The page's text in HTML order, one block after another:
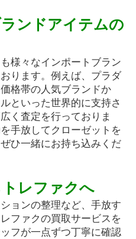
ンドアイテムの
様々なインポートブラン
ります。例えば、プラダ
格帯の人気ブランドか
といった世界的に支持さ
く査定を行っておりま
手放してクローゼットを
ひ一緒にお持ち込みくだ
レファクへ
ョンの整理など、手放す
ファクの買取サービスを
フが一点ずつ丁寧に確認